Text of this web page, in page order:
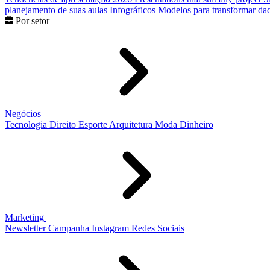
planejamento de suas aulas Infográficos Modelos para transformar
Por setor
Negócios
Tecnologia Direito Esporte Arquitetura Moda Dinheiro
Marketing
Newsletter Campanha Instagram Redes Sociais